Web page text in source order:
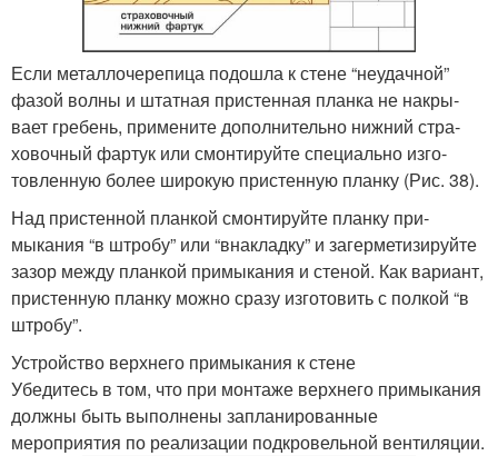
Если металлочерепица подошла к стене “неудачной”
фазой волны и штатная пристенная планка не накры­
вает гребень, примените дополнительно нижний стра­
ховочный фартук или смонтируйте специально изго­
товленную более широкую пристенную планку (Рис. 38).
Над пристенной планкой смонтируйте планку при­
мыкания “в штробу” или “вна­кладку” и загерметизируйте
зазор между планкой примыкания и стеной. Как вариант,
пристенную планку можно сразу изготовить с полкой “в
штробу”.
Устройство верхнего примыкания к стене
Убедитесь в том, что при монтаже верх­него примыкания
должны быть выполнены запланирован­ные
мероприятия по реализации подкровельной вентиляции.